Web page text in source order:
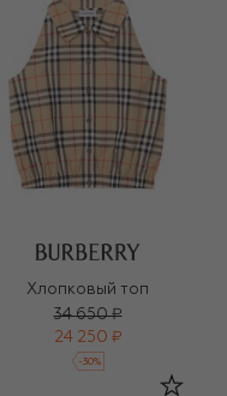
Хлопковый топ
34 650 ₽
24 250 ₽
-30%